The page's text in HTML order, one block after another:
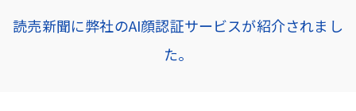
読売新聞に弊社のAI顔認証サービスが紹介されまし
た。